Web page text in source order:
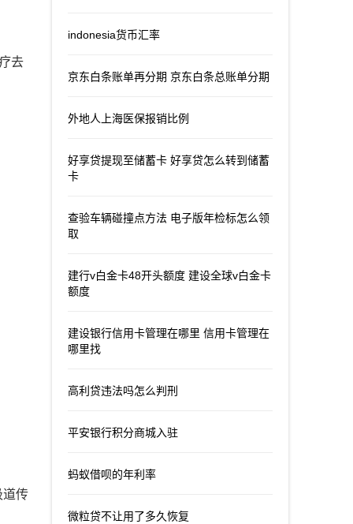
去
道传
indonesia货币汇率
京东白条账单再分期 京东白条总账单分期
外地人上海医保报销比例
好享贷提现至储蓄卡 好享贷怎么转到储蓄
卡
查验车辆碰撞点方法 电子版年检标怎么领
取
建行v白金卡48开头额度 建设全球v白金卡
额度
建设银行信用卡管理在哪里 信用卡管理在
哪里找
高利贷违法吗怎么判刑
平安银行积分商城入驻
蚂蚁借呗的年利率
微粒贷不让用了多久恢复